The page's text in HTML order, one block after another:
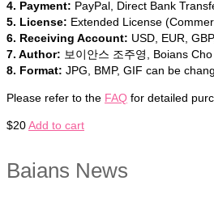
4. Payment: PayPal, Direct Bank
5. License: Extended License
6. Receiving Account: USD, EUR,
7. Author: 보이안스 조주영, Boians Cho
8. Format: JPG, BMP, GIF can be
Please refer to the FAQ for detailed
$20Add to cart
Baians News